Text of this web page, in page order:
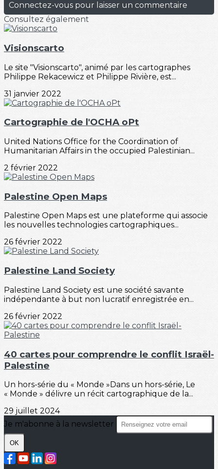
Connectez-vous pour laisser un commentaire
Consultez également
Visionscarto
Le site "Visionscarto", animé par les cartographes
Philippe Rekacewicz et Philippe Rivière, est...
31 janvier 2022
Cartographie de l'OCHA oPt
United Nations Office for the Coordination of
Humanitarian Affairs in the occupied Palestinian...
2 février 2022
Palestine Open Maps
Palestine Open Maps est une plateforme qui associe
les nouvelles technologies cartographiques...
26 février 2022
Palestine Land Society
Palestine Land Society est une société savante
indépendante à but non lucratif enregistrée en...
26 février 2022
40 cartes pour comprendre le conflit Israël-
Palestine
Un hors-série du « Monde »Dans un hors-série, Le
« Monde » délivre un récit cartographique de la...
29 juillet 2024
Je m'abonne à la newsletter
OK